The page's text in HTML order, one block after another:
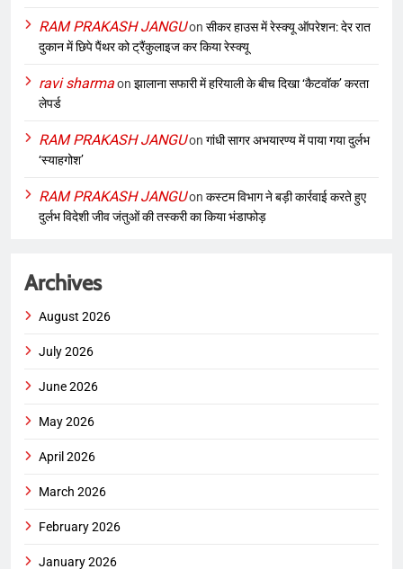
RAM PRAKASH JANGUon सीकर हाउस में रेस्क्यू ऑपरेशन: देर रात
दुकान में छिपे पैंथर को ट्रैंकुलाइज कर किया रेस्क्यू
ravi sharmaon झालाना सफारी में हरियाली के बीच दिखा ‘कैटवॉक’ करता
लेपर्ड
RAM PRAKASH JANGUon गांधी सागर अभयारण्य में पाया गया दुर्लभ
‘स्याहगोश’
RAM PRAKASH JANGUon कस्टम विभाग ने बड़ी कार्रवाई करते हुए
दुर्लभ विदेशी जीव जंतुओं की तस्करी का किया भंडाफोड़
Archives
August 2026
July 2026
June 2026
May 2026
April 2026
March 2026
February 2026
January 2026